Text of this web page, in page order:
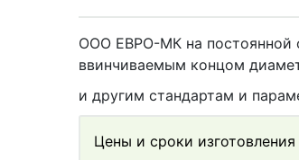
ООО ЕВРО-МК на постоянной
ввинчиваемым концом
и другим стандартам и
Цены и сроки